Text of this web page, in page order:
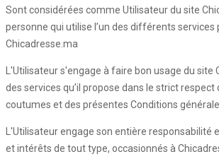
Sont considérées comme Utilisateur du site
personne qui utilise l’un des différents services
Chicadresse.ma
L'Utilisateur s'engage à faire bon usage du site
des services qu’il propose dans le strict respect
coutumes et des présentes Conditions
L'Utilisateur engage son entière responsabilité
et intérêts de tout type, occasionnés à